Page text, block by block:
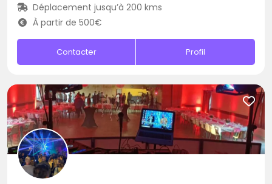
Déplacement jusqu’à 200 kms
À partir de 500€
Contacter Profil